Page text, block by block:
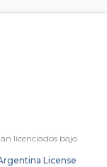
licenciados bajo
License